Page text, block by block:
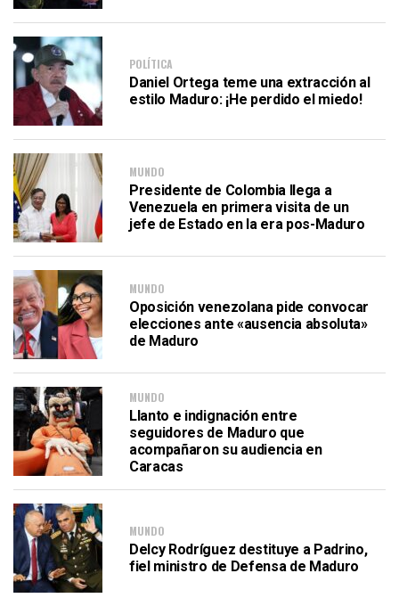
POLÍTICA
Daniel Ortega teme una extracción al
estilo Maduro: ¡He perdido el miedo!
MUNDO
Presidente de Colombia llega a
Venezuela en primera visita de un
jefe de Estado en la era pos-Maduro
MUNDO
Oposición venezolana pide convocar
elecciones ante «ausencia absoluta»
de Maduro
MUNDO
Llanto e indignación entre
seguidores de Maduro que
acompañaron su audiencia en
Caracas
MUNDO
Delcy Rodríguez destituye a Padrino,
fiel ministro de Defensa de Maduro